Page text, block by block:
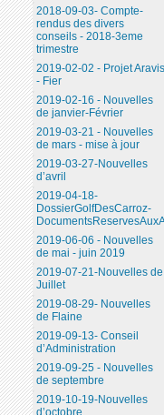
2018-09-03- Compte-
rendus des divers
conseils - 2018-3eme
trimestre
2019-02-02 - Projet Aravis
- Fier
2019-02-16 - Nouvelles
de janvier-Février
2019-03-21 - Nouvelles
de mars - mise à jour
2019-03-27-Nouvelles
d’avril
2019-04-18-
DossierGolfDesCarroz-
2019-06-06 - Nouvelles
de mai - juin 2019
2019-07-21-Nouvelles de
Juillet
2019-08-29- Nouvelles
de Flaine
2019-09-13- Conseil
d’Administration
2019-09-25 - Nouvelles
de septembre
2019-10-19-Nouvelles